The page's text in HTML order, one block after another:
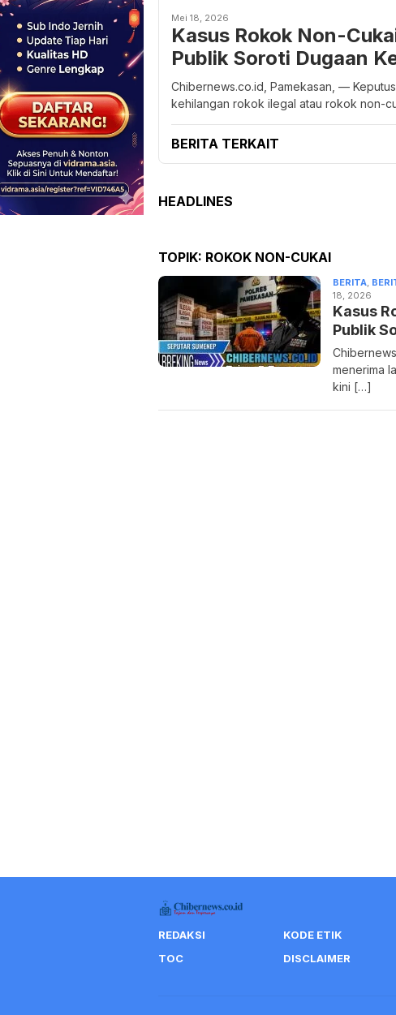
Mei 18, 2026
Kasus Rokok Non-
Publik Soroti Dugaan
Chibernews.co.id, Pamekasan, —
kehilangan rokok ilegal atau rokok non-
BERITA TERKAIT
HEADLINES
TOPIK: ROKOK NON-CUKAI
BERITA,
18, 2026
Kasus
Publik
menerima
kini […]
REDAKSI KODE ETIK
TOC
DISCLAIMER